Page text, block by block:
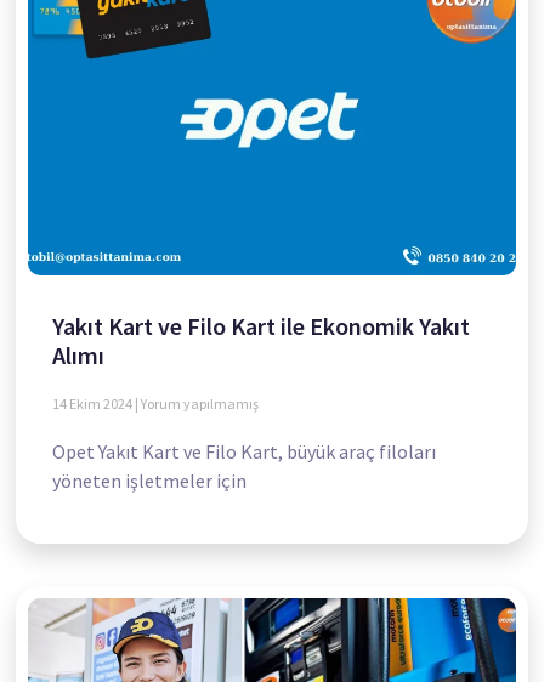
Yakıt Kart ve Filo Kart ile Ekonomik Yakıt
Alımı
14 Ekim 2024 Yorum yapılmamış
Opet Yakıt Kart ve Filo Kart, büyük araç filoları
yöneten işletmeler için